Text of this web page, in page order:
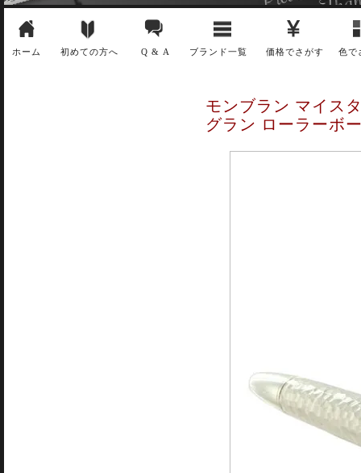
ホーム 初めての方へ Q & A ブランド一覧 価格でさがす 色で
モンブラン マイス
グラン ローラーボ